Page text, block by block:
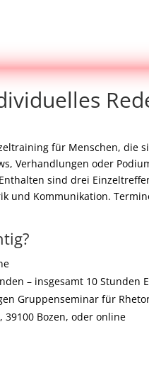
für Menschen, die
Verhandlungen oder
sind drei
und Kommunikation.
– insgesamt 10 Stunden
Gruppenseminar für
39100 Bozen, oder online